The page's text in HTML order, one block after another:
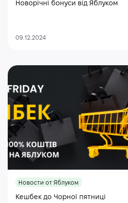
Новорічні бонуси від Яблуком
09.12.2024
Новости от Яблуком
Кешбек до Чорної пятниці